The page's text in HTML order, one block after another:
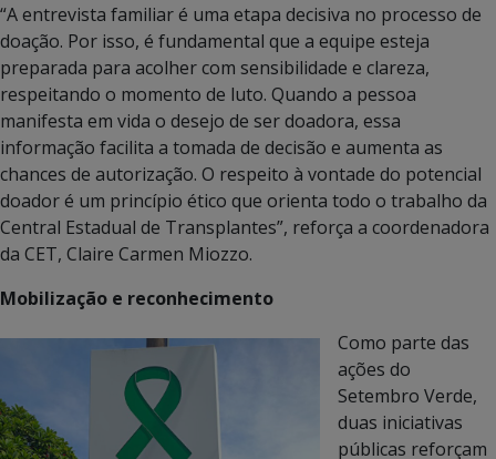
“A entrevista familiar é uma etapa decisiva no processo de
doação. Por isso, é fundamental que a equipe esteja
preparada para acolher com sensibilidade e clareza,
respeitando o momento de luto. Quando a pessoa
manifesta em vida o desejo de ser doadora, essa
informação facilita a tomada de decisão e aumenta as
chances de autorização. O respeito à vontade do potencial
doador é um princípio ético que orienta todo o trabalho da
Central Estadual de Transplantes”, reforça a coordenadora
da CET, Claire Carmen Miozzo.
Mobilização e reconhecimento
Como parte das
ações do
Setembro Verde,
duas iniciativas
públicas reforçam